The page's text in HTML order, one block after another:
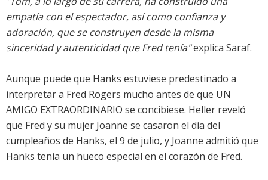
empatía con el espectador, así como confianza y
adoración, que se construyen desde la misma
sinceridad y autenticidad que Fred tenía"explica Saraf.
Aunque puede que Hanks estuviese predestinado a
interpretar a Fred Rogers mucho antes de que UN
AMIGO EXTRAORDINARIO se concibiese. Heller reveló
que Fred y su mujer Joanne se casaron el día del
cumpleaños de Hanks, el 9 de julio, y Joanne admitió que
Hanks tenía un hueco especial en el corazón de Fred.